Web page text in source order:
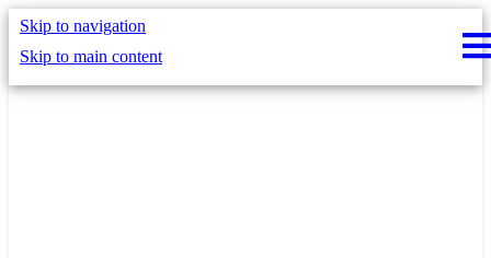
Skip to navigation
Skip to main content